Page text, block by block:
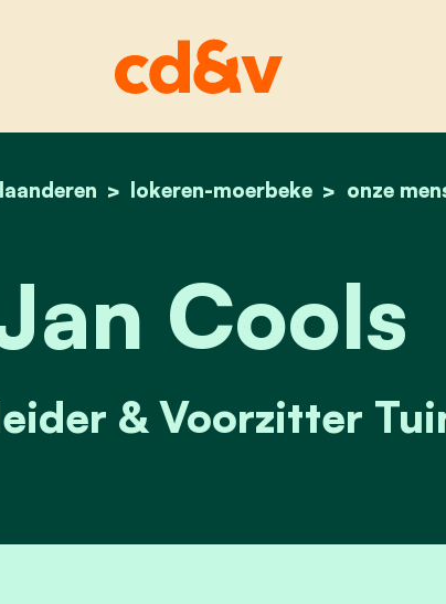
home
lokeren-moerbeke onze
jan cools
Cools
& Voorzitter